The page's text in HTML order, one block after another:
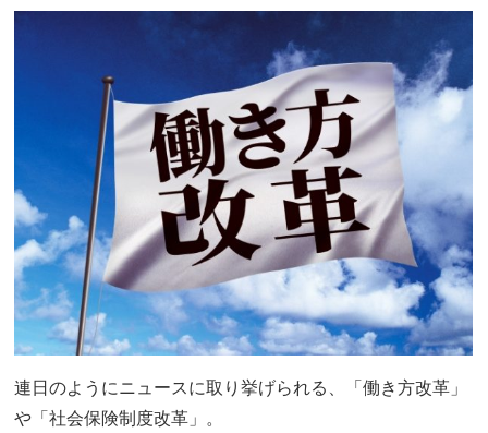
連日のようにニュースに取り挙げられる、「働き方改革」
や「社会保険制度改革」。